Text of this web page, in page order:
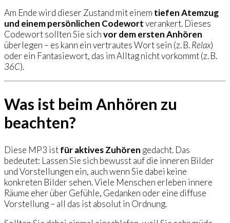
Am Ende wird dieser Zustand mit einem tiefen Atemzug
und einem persönlichen Codewortverankert. Dieses
Codewort sollten Sie sichvor dem ersten Anhören
überlegen – es kann ein vertrautes Wort sein (z. B.Relax)
oder ein Fantasiewort, das im Alltag nicht vorkommt (z. B.
36C).
Was ist beim Anhören zu
beachten?
Diese MP3 istfür aktives Zuhören gedacht. Das
bedeutet: Lassen Sie sich bewusst auf die inneren Bilder
und Vorstellungen ein, auch wenn Sie dabei keine
konkreten Bilder sehen. Viele Menschen erleben innere
Räume eher über Gefühle, Gedanken oder eine diffuse
Vorstellung – all das ist absolut in Ordnung.